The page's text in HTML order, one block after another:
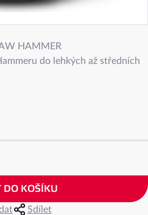
DO KOŠÍKU
HAMMER
do lehkých až středních
Sdílet